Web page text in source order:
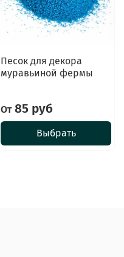
Песок для декора
муравьиной фермы
От85 руб
Выбрать